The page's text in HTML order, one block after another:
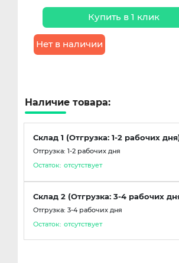
Купить в 1 клик
Нет в наличии
Наличие товара:
Склад 1 (Отгрузка: 1-2 рабочих
Отгрузка: 1-2 рабочих дня
Остаток: отсутствует
Склад 2 (Отгрузка: 3-4 рабочих
Отгрузка: 3-4 рабочих дня
Остаток: отсутствует